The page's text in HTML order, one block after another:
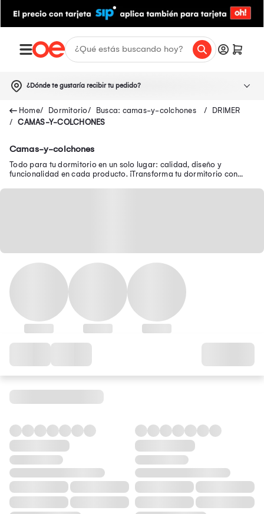
¿Dónde te gustaría recibir tu pedido?
Dormitorio Busca: camas-y-colchones
DRIMER
CAMAS-Y-COLCHONES
Camas-y-colchones
Todo para tu dormitorio en un solo lugar: calidad, diseño y
funcionalidad en cada producto. ¡Transforma tu dormitorio con